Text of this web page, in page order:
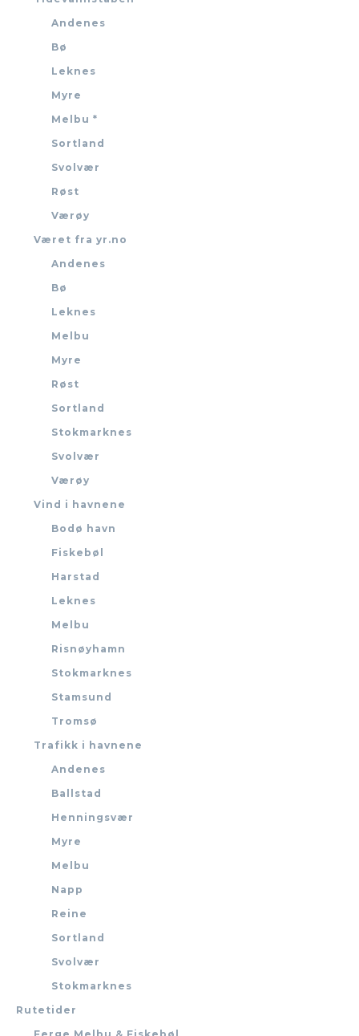
Andenes
Bø
Leknes
Myre
Melbu *
Sortland
Svolvær
Røst
Værøy
Været fra yr.no
Andenes
Bø
Leknes
Melbu
Myre
Røst
Sortland
Stokmarknes
Svolvær
Værøy
Vind i havnene
Bodø havn
Fiskebøl
Harstad
Leknes
Melbu
Risnøyhamn
Stokmarknes
Stamsund
Tromsø
Trafikk i havnene
Andenes
Ballstad
Henningsvær
Myre
Melbu
Napp
Reine
Sortland
Svolvær
Stokmarknes
Rutetider